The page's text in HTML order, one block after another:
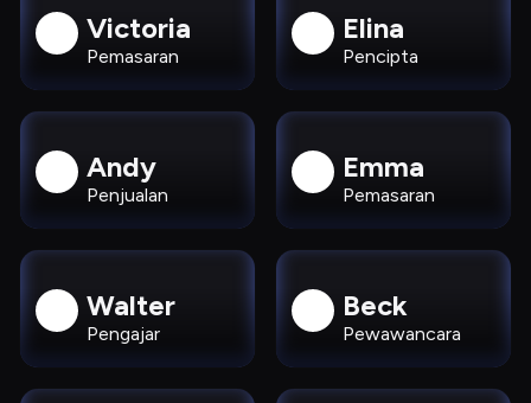
Victoria
Pemasaran
Elina
Pencipta
Andy
Penjualan
Emma
Pemasaran
Walter
Pengajar
Beck
Pewawancara